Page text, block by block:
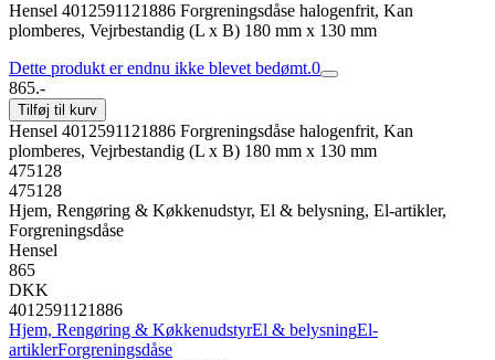
Hensel 4012591121886 Forgreningsdåse halogenfrit, Kan
plomberes, Vejrbestandig (L x B) 180 mm x 130 mm
Dette produkt er endnu ikke blevet bedømt.0
865.-
Tilføj til kurv
Hensel 4012591121886 Forgreningsdåse halogenfrit, Kan
plomberes, Vejrbestandig (L x B) 180 mm x 130 mm
475128
475128
Hjem, Rengøring & Køkkenudstyr, El & belysning, El-artikler,
Forgreningsdåse
Hensel
865
DKK
4012591121886
Hjem, Rengøring & KøkkenudstyrEl & belysningEl-
artiklerForgreningsdåse